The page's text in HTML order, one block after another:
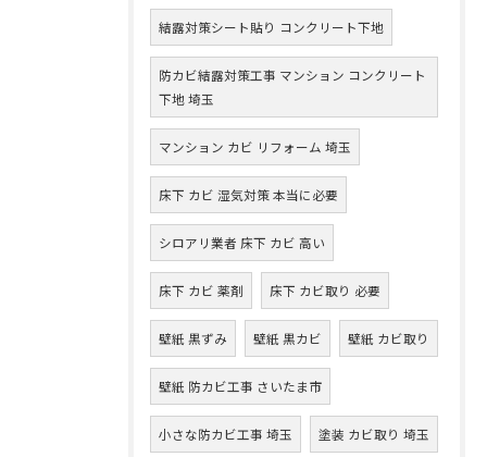
結露対策シート貼り コンクリート下地
防カビ結露対策工事 マンション コンクリート
下地 埼玉
マンション カビ リフォーム 埼玉
床下 カビ 湿気対策 本当に必要
シロアリ業者 床下 カビ 高い
床下 カビ 薬剤 床下 カビ取り 必要
壁紙 黒ずみ 壁紙 黒カビ 壁紙 カビ取り
壁紙 防カビ工事 さいたま市
小さな防カビ工事 埼玉 塗装 カビ取り 埼玉